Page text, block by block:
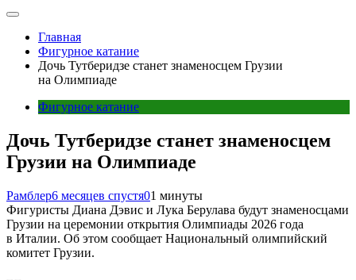
Главная
Фигурное катание
Дочь Тутберидзе станет знаменосцем Грузии
на Олимпиаде
Фигурное катание
Дочь Тутберидзе станет знаменосцем
Грузии на Олимпиаде
Рамблер6 месяцев спустя01 минуты
Фигуристы Диана Дэвис и Лука Берулава будут знаменосцами
Грузии на церемонии открытия Олимпиады 2026 года
в Италии. Об этом сообщает Национальный олимпийский
комитет Грузии.